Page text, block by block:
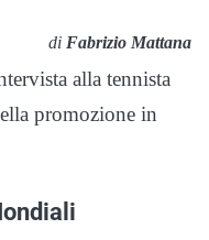
di Fabrizio Mattana
alla tennista
promozione in